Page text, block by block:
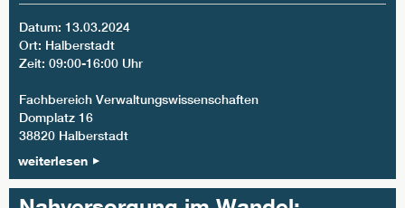
Datum: 13.03.2024
Ort: Halberstadt
Zeit: 09:00-16:00 Uhr
Fachbereich Verwaltungswissenschaften
Domplatz 16
38820 Halberstadt
weiterlesen